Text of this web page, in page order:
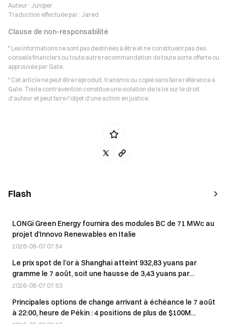
Auteur : Juniper
Traduction effectuée par : Jared
Clause de non-responsabilité
* Les informations ne sont pas destinées à être et ne constituent pas des
conseils financiers ou toute autre recommandation de toute sorte offerte ou
approuvée par Gate.
* Cet article ne peut être reproduit, transmis ou copié sans faire référence à
Gate. Toute contravention constitue une violation de la loi sur le droit
d'auteur et peut faire l'objet d'une action en justice.
Flash
LONGi Green Energy fournira des modules BC de 71 MWc au
projet d’Innovo Renewables en Italie
2026-08-07 07:54
Le prix spot de l’or à Shanghai atteint 932,83 yuans par
gramme le 7 août, soit une hausse de 3,43 yuans par
rapport au prix international.
2026-08-07 07:53
Principales options de change arrivant à échéance le 7 août
à 22:00, heure de Pékin : 4 positions de plus de $100M